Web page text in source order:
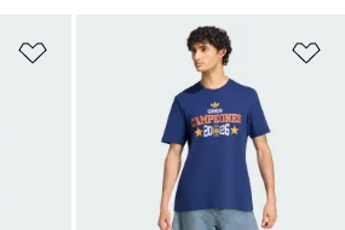
Lägg till på önskelistan